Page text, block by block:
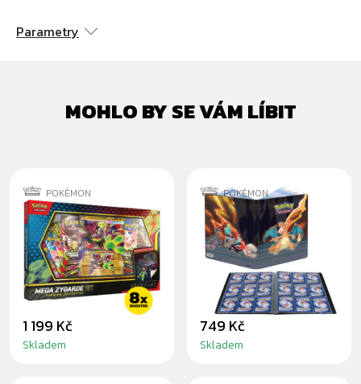
Parametry
MOHLO BY SE VÁM LÍBIT
POKÉMON
POKÉMON: MEGA
ZYGARDE EX
PREMIUM
COLLECTION
1 199 Kč
Skladem
POKÉMON
POKÉMON: GS
SCORCHING
SUMMIT - PRO
ALBUM
749 Kč
Skladem